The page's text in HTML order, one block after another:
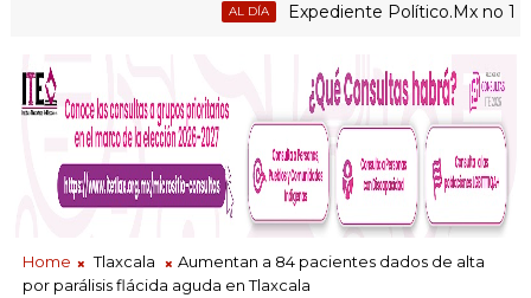
Expediente Político.Mx no 1126
Home Tlaxcala
Aumentan a 84 pacientes dados de alta
por parálisis flácida aguda en Tlaxcala